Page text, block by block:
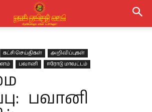
கட்சி செய்திகள்
அறிவிப்புகள்
பவானி ஈரோடு மாவட்டம்
பவானி